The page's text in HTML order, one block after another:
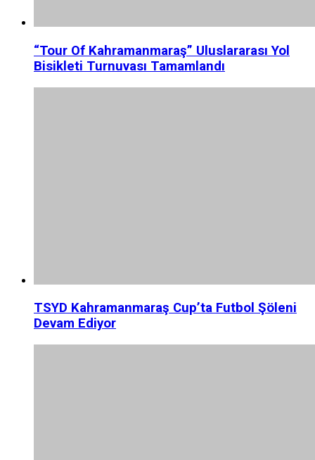
“Tour Of Kahramanmaraş” Uluslararası Yol
Bisikleti Turnuvası Tamamlandı
TSYD Kahramanmaraş Cup’ta Futbol Şöleni
Devam Ediyor